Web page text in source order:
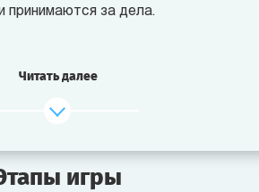
принимаются за дела.
на Миледи. Клеопатра борется с
Иван Грозный и Екатерина Великая
вызвал на поединок Цезаря.
Читать далее
игры